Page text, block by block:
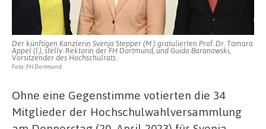
Drescher
Der künftigen Kanzlerin Svenja Stepper (M.) gratulierten Prof. Dr. Tamara
Appel (l.), stellv. Rektorin der FH Dortmund, und Guido Baranowski,
Vorsitzender des Hochschulrats.
Foto: FH Dortmund
Ohne eine Gegenstimme votierten die 34
Mitglieder der Hochschulwahlversammlung